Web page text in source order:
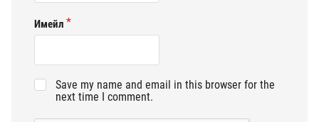
Имейл
Save my name and email in this browser for the
next time I comment.